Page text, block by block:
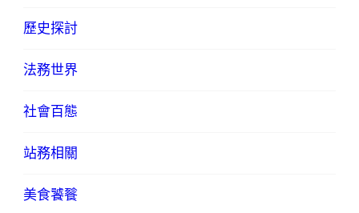
歷史探討
法務世界
社會百態
站務相關
美食饕餮